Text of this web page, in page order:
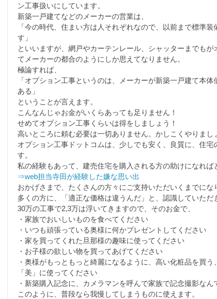
ン工事扱いにしています。
新築一戸建てなどのメーカーの営業は、
「今の時代、住まい方は人それぞれなので、以前まで標準
す」
といいますが、網戸やカーテンレール、シャッターまでも
てメーカーの都合のようにしか思えてなりません。
極論すれば、
「オプション工事というのは、メーカーが新築一戸建て本
ある」
ということが言えます。
こんなんじゃお金がいくらあっても足りません！
せめてオプション工事くらいは得をしましょう！
高いところに頼む必要は一切ありません。かしこくやりまし
オプション工事ドットコムは、少しでも安く、良質に、住
す。
私の経験もあって、建売住宅を購入される方の助けになれ
⇒web担当寺田が経験した嫌な思い出
おかげさまで、たくさんの方々にご支持いただいくまでにな
多くの方に、「適正な価格は違うんだ」と、認識していただ
30万の工事で2,3万は浮いてきますので、そのお金で、
・家族でおいしいものを食べてください
・いつも頑張っている奥様に何かプレゼントしてください
・家を買ってくれた旦那様の趣味に使ってください
・お子様の欲しい物を買ってあげてください
・奥様がもっともっと綺麗になるように、高い化粧品を買
「美」に使ってください
・新築購入記念に、カメラマンを呼んで家族で記念撮影なん
このように、普段なら我慢してしまうものに使えます。